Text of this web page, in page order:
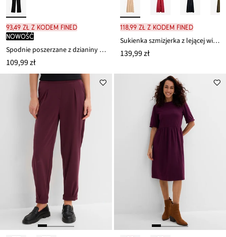
93,49 zł z kodem FINED
nowość
Spodnie poszerzane z dzianiny punto di roma
109,99 zł
118,99 zł z kodem FINED
Sukienka szmizjerka z lejącej wiskozy
139,99 zł